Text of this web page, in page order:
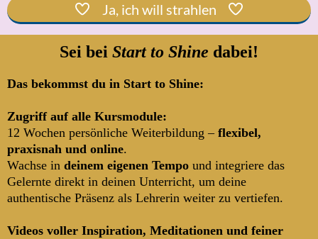
Ja, ich will strahlen
Sei bei Start to Shine dabei!
Das bekommst du in Start to Shine:
Zugriff auf alle Kursmodule:
12 Wochen persönliche Weiterbildung – flexibel,
praxisnah und online.
Wachse in deinem eigenen Tempo und integriere das
Gelernte direkt in deinen Unterricht, um deine
authentische Präsenz als Lehrerin weiter zu vertiefen.
Videos voller Inspiration, Meditationen und feiner